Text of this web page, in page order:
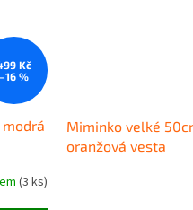
Kč
%
(3 ks)
Miminko velké
oranžová vesta